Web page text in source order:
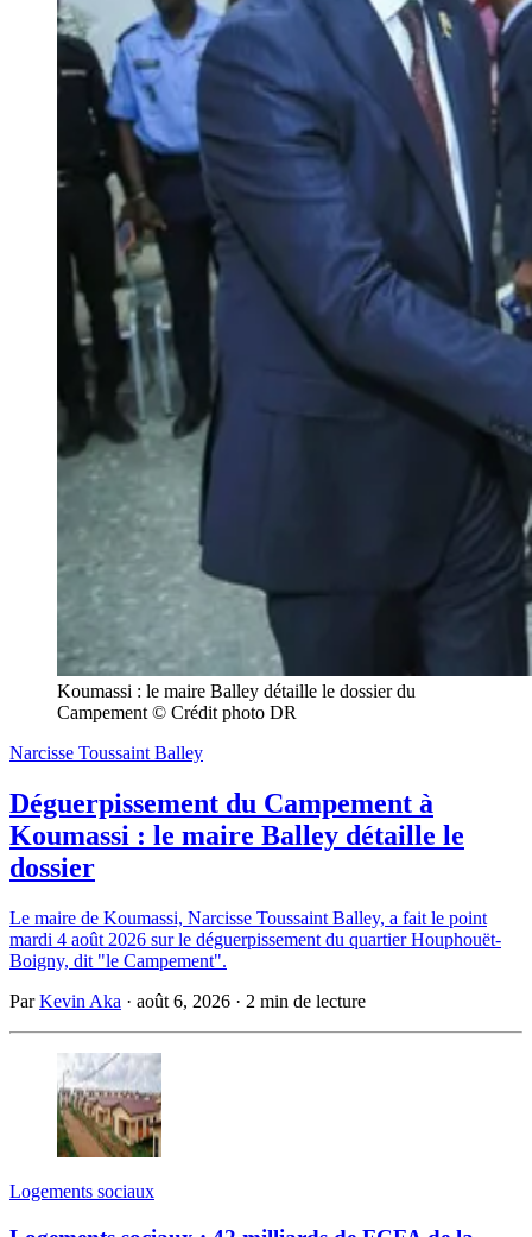
Koumassi : le maire Balley détaille le dossier du
Campement © Crédit photo DR
Narcisse Toussaint Balley
Déguerpissement du Campement à
Koumassi : le maire Balley détaille le
dossier
Le maire de Koumassi, Narcisse Toussaint Balley, a fait le point
mardi 4 août 2026 sur le déguerpissement du quartier Houphouët-
Boigny, dit "le Campement".
ParKevin Aka · août 6, 2026 · 2 min de lecture
Logements sociaux